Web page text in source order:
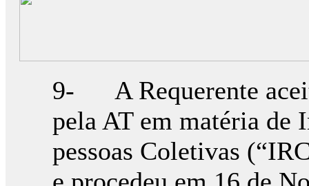
9- A Requerente
pela AT em matéria de
pessoas Coletivas